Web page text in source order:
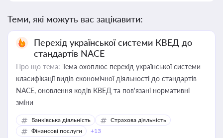
Теми, які можуть вас зацікавити:
Перехід української системи КВЕД до
стандартів NACE
Про що тема: Тема охоплює перехід української системи
класифікації видів економічної діяльності до стандартів
NACE, оновлення кодів КВЕД та пов'язані нормативні
зміни
Банківська діяльність
Страхова діяльність
Фінансові послуги
+13